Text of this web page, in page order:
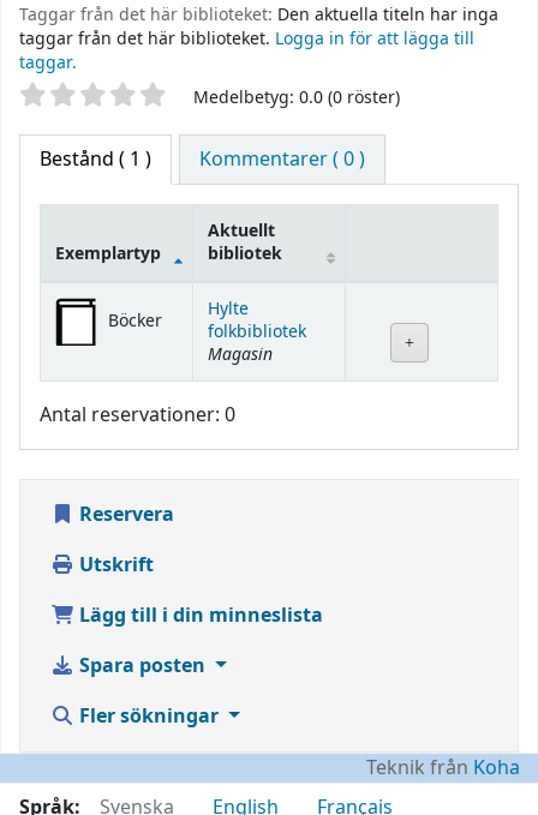
Taggar från det här biblioteket: Den aktuella titeln har inga
taggar från det här biblioteket. Logga in för att lägga till
taggar.
Betyg Medelbetyg: 0.0 (0 röster)
Bestånd ( 1 ) Kommentarer ( 0 )
Bestånd
Exemplartyp
Aktuellt
bibliotek
Böcker
Hylte
folkbibliotek
Magasin
Antal reservationer: 0
Reservera
Utskrift
Lägg till i din minneslista
Spara posten
Fler sökningar
Teknik från Koha
Språk:
Svenska English Français